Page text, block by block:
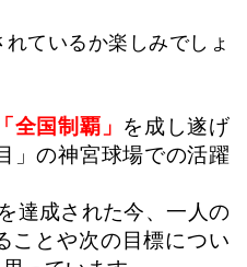
ているか楽しみでしょ
「全国制覇」 を成し遂げ
」の神宮球場での活躍
達成された今、一人の
ことや次の目標につい